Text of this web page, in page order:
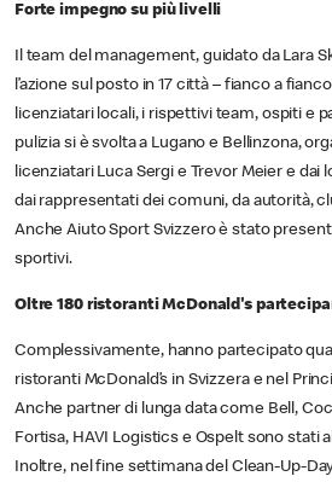
Forte impegno su più livelli
Il team del management, guidato da Lara
l’azione sul posto in 17 città – fianco a
licenziatari locali, i rispettivi team, ospiti e
pulizia si è svolta a Lugano e Bellinzona,
licenziatari Luca Sergi e Trevor Meier e
dai rappresentati dei comuni, da autorità,
Anche Aiuto Sport Svizzero è stato
sportivi.
Oltre 180 ristoranti McDonald's
Complessivamente, hanno partecipato
ristoranti McDonald’s in Svizzera e nel
Anche partner di lunga data come Bell,
Fortisa, HAVI Logistics e Ospelt sono stati
Inoltre, nel fine settimana del Clean-Up-